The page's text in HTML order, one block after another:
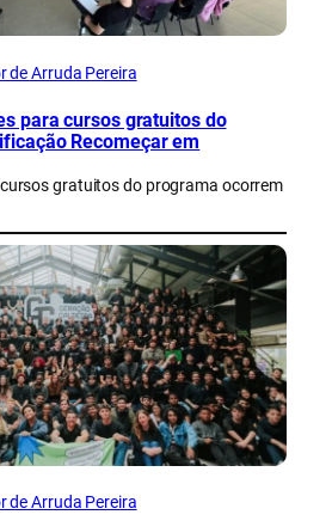
de Arruda Pereira
para cursos gratuitos do
Recomeçar em
gratuitos do programa ocorrem
de Arruda Pereira